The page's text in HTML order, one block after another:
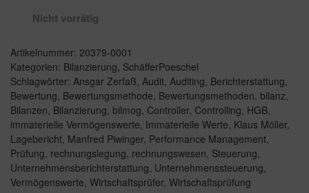
Nicht vorrätig
Artikelnummer: 20379-0001
Kategorien: Bilanzierung, SchäfferPoeschel
Schlagwörter: Ansgar Zerfaß, Audit, Auditing, Berichterstattung,
Bewertung, Bewertungsmethode, Bewertungsmethoden, bilanz,
Bilanzen, Bilanzierung, bilmog, Controller, Controlling, HGB,
immaterielle Vermögenswerte, Immaterielle Werte, Klaus Möller,
Lagebericht, Manfred Piwinger, Performance Management,
Prüfung, rechnungslegung, rechnungswesen, Steuerung,
Unternehmensberichterstattung, Unternehmenssteuerung,
Vermögenswerte, Wirtschaftsprüfer, Wirtschaftsprüfung